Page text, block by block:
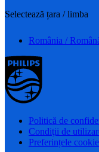
Selectează țara / limba
România /
Politică de
Condiţii de
Preferințele cookie